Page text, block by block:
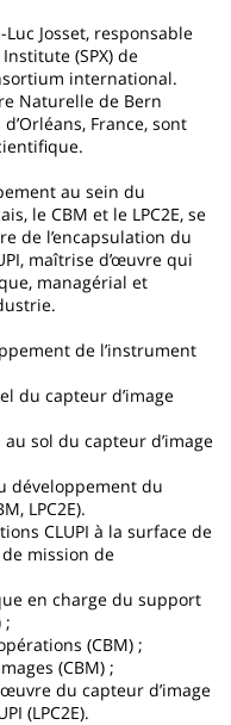
Josset, responsable
(SPX) de
international.
Naturelle de Bern
France, sont
au sein du
le CBM et le LPC2E, se
de l’encapsulation du
maîtrise d’œuvre qui
managérial et
de l’instrument
du capteur d’image
sol du capteur d’image
développement du
LPC2E).
CLUPI à la surface de
mission de
en charge du support
;
(CBM) ;
(CBM) ;
du capteur d’image
(LPC2E).